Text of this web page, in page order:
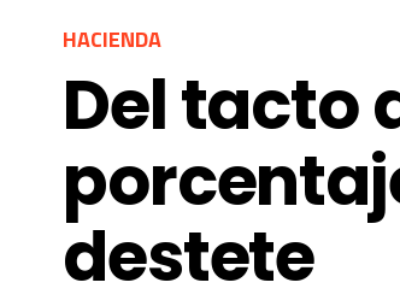
HACIENDA
Del tacto
destete